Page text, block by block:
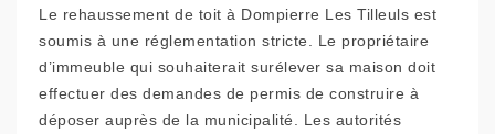
Le rehaussement de toit à Dompierre Les Tilleuls est
soumis à une réglementation stricte. Le propriétaire
d’immeuble qui souhaiterait surélever sa maison doit
effectuer des demandes de permis de construire à
déposer auprès de la municipalité. Les autorités